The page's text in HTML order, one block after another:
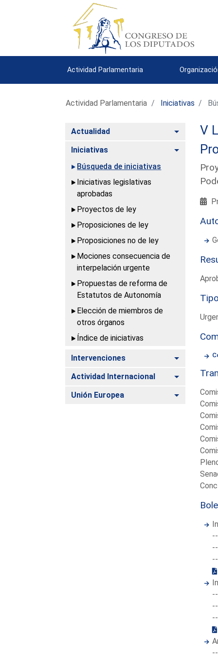
Actividad Parlamentaria
Actividad Parlamentaria Iniciativas
Actualidad Alternar
Iniciativas
Alternar
Búsqueda de iniciativas
Iniciativas legislativas
aprobadas
Proyectos de ley
Proposiciones de ley
Proposiciones no de ley
Mociones consecuencia de
interpelación urgente
Propuestas de reforma de
Estatutos de Autonomía
Elección de miembros de
otros órganos
Índice de iniciativas
Intervenciones Alternar
Actividad Internacional Alternar
Unión Europea Alternar
V